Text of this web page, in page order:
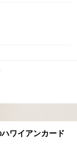
ワイアンカード